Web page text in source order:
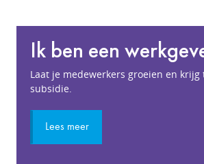
Ik ben een
Laat je medewerkers groeien en krijg
subsidie.
Lees meer